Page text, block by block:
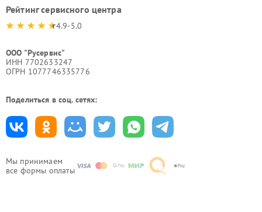
Мы принимаем
все формы оплаты
Рейтинг сервисного центра
4.9-5.0
ООО "Русервис"
ИНН 7702633247
ОГРН 1077746335776
Поделиться в соц. сетях: